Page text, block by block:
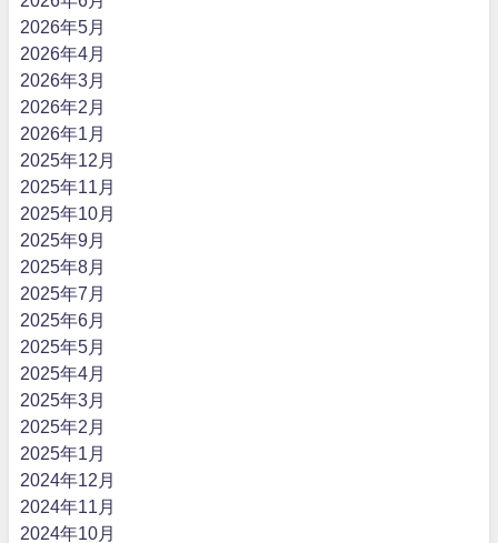
2026年5月
2026年4月
2026年3月
2026年2月
2026年1月
2025年12月
2025年11月
2025年10月
2025年9月
2025年8月
2025年7月
2025年6月
2025年5月
2025年4月
2025年3月
2025年2月
2025年1月
2024年12月
2024年11月
2024年10月